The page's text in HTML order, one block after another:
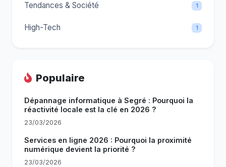
Tendances & Société 1
High-Tech 1
Populaire
Dépannage informatique à Segré : Pourquoi la
réactivité locale est la clé en 2026 ?
23/03/2026
Services en ligne 2026 : Pourquoi la proximité
numérique devient la priorité ?
23/03/2026